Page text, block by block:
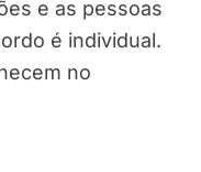
e as pessoas
é individual.
no